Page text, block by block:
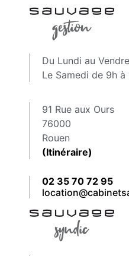
Du Lundi au
Le Samedi de 9h à
91 Rue aux Ours
76000
Rouen
(Itinéraire)
02 35 70 72 95